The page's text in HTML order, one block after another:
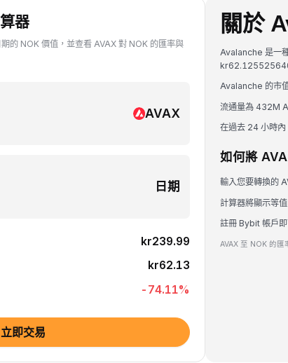
器
的 NOK 價值，並查看 AVAX 對 NOK 的匯率與
AVAX
日期
kr239.99
kr62.13
-74.11%
立即交易
關於
Avalanche 是一
Avalanche 的市
流通量為 432M
在過去 24 小時
如何將
輸入您要轉換的
計算器將顯示等
註冊 Bybit 帳戶
AVAX 至 NOK 的匯